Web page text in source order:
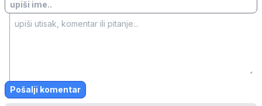
Pošalji komentar